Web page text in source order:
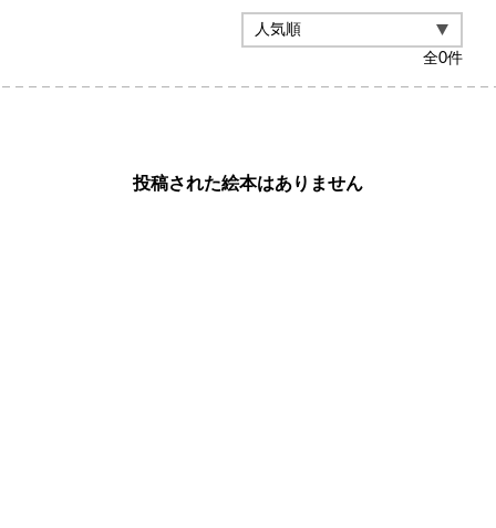
全0件
投稿された絵本はありません